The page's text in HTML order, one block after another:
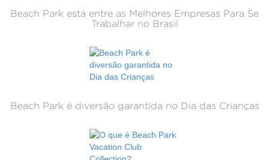
Beach Park está entre as Melhores Empresas Para Se
Trabalhar no Brasil
Beach Park é diversão garantida no Dia das Crianças